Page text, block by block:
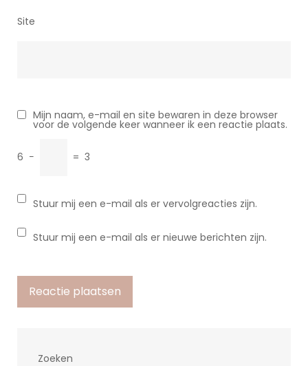
Site
Mijn naam, e-mail en site bewaren in deze browser
voor de volgende keer wanneer ik een reactie plaats.
6 − = 3
Stuur mij een e-mail als er vervolgreacties zijn.
Stuur mij een e-mail als er nieuwe berichten zijn.
Zoeken